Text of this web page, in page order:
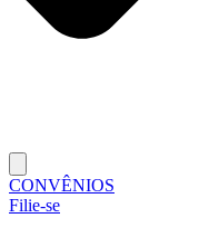
CONVÊNIOS
Filie-se